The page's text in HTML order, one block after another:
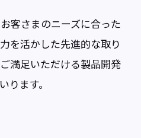
客さまのニーズに合った
を活かした先進的な取り
満足いただける製品開発
ります。